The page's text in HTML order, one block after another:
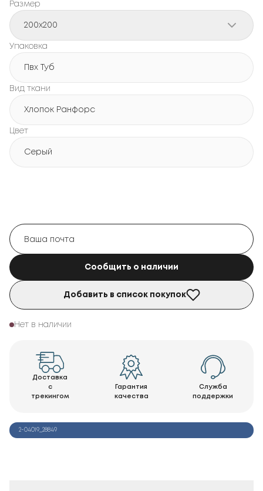
Размер
200x200
Упаковка
Пвх Туб
Вид ткани
Хлопок Ранфорс
Цвет
Серый
Сообщить о наличии
Добавить в список покупок
Нет в наличии
Доставка
с
трекингом
Гарантия
качества
Служба
поддержки
2-04019_28849